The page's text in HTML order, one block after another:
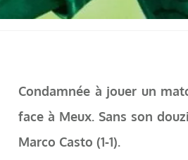
Condamnée à jouer un
face à Meux. Sans son
Marco Casto (1-1).